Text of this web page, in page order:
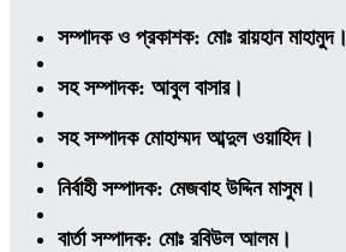
সম্পাদক ও প্রকাশক: মোঃ রায়হান মাহামুদ।
সহ সম্পাদক: আবুল বাসার।
সহ সম্পাদক মোহাম্মদ আব্দুল ওয়াহিদ।
নির্বাহী সম্পাদক: মেজবাহ উদ্দিন মাসুম।
বার্তা সম্পাদক: মোঃ রবিউল আলম।